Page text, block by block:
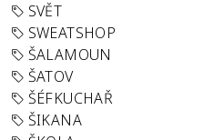
SVĚT
SWEATSHOP
ŠALAMOUN
ŠATOV
ŠÉFKUCHAŘ
ŠIKANA